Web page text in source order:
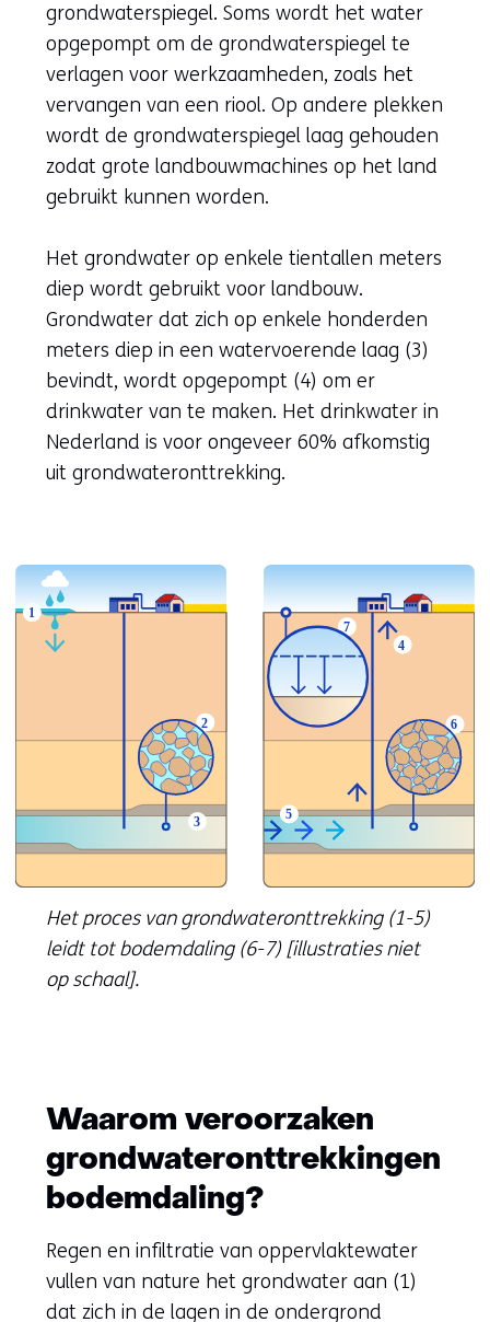
grondwaterspiegel. Soms wordt het water
opgepompt om de grondwaterspiegel te
verlagen voor werkzaamheden, zoals het
vervangen van een riool. Op andere plekken
wordt de grondwaterspiegel laag gehouden
zodat grote landbouwmachines op het land
gebruikt kunnen worden.
Het grondwater op enkele tientallen meters
diep wordt gebruikt voor landbouw.
Grondwater dat zich op enkele honderden
meters diep in een watervoerende laag (3)
bevindt, wordt opgepompt (4) om er
drinkwater van te maken. Het drinkwater in
Nederland is voor ongeveer 60% afkomstig
uit grondwateronttrekking.
Het proces van grondwateronttrekking (1-5)
leidt tot bodemdaling (6-7) [illustraties niet
op schaal].
Waarom veroorzaken
grondwateronttrekkingen
bodemdaling?
Regen en infiltratie van oppervlaktewater
vullen van nature het grondwater aan (1)
dat zich in de lagen in de ondergrond